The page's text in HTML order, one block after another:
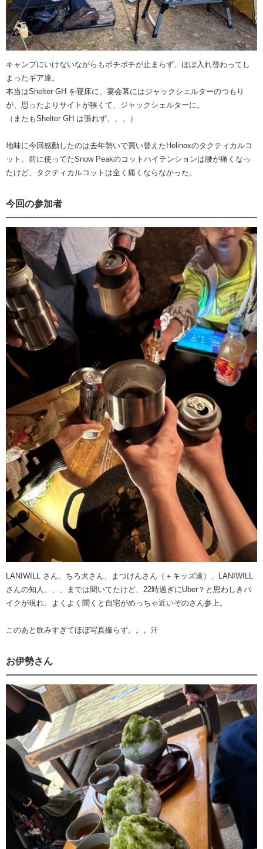
キャンプにいけないながらもポチポチが止まらず、ほぼ入れ替わってし
まったギア達。
本当はShelter GH を寝床に、宴会幕にはジャックシェルターのつもり
が、思ったよりサイトが狭くて、ジャックシェルターに。
（またもShelter GH は張れず、、、）
地味に今回感動したのは去年勢いで買い替えたHelinoxのタクティカルコ
ット。前に使ってたSnow Peakのコットハイテンションは腰が痛くなっ
たけど、タクティカルコットは全く痛くならなかった。
今回の参加者
LANIWILL さん、ちろ犬さん、まつけんさん（＋キッズ達）、LANIWILL
さんの知人、、、までは聞いてたけど、22時過ぎにUber？と思わしきバ
イクが現れ、よくよく聞くと自宅がめっちゃ近いぞのさん参上。
このあと飲みすぎてほぼ写真撮らず。。。汗
お伊勢さん